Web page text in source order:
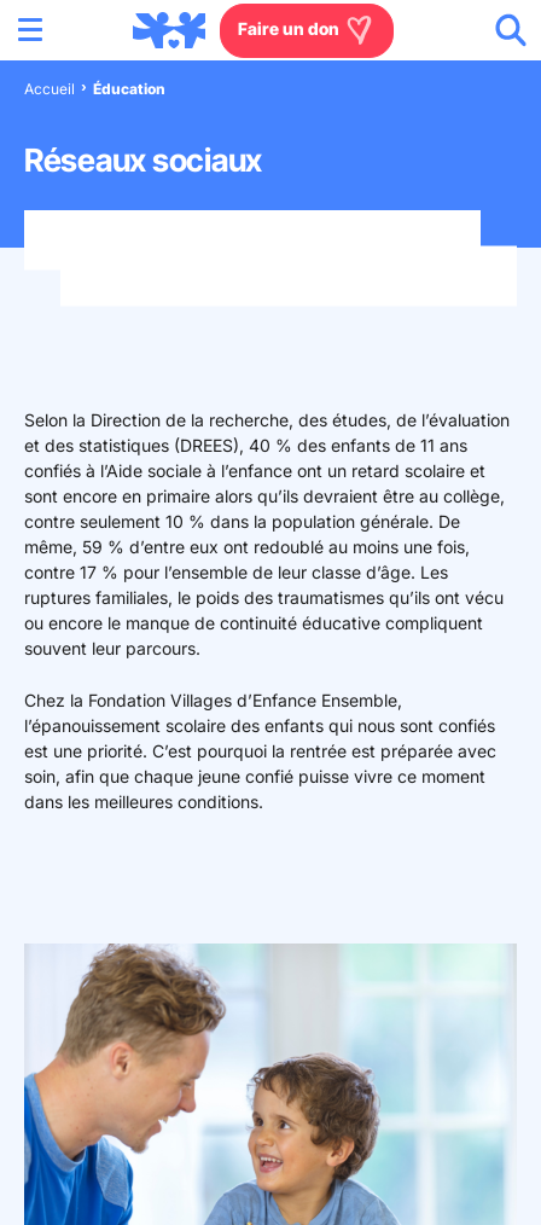
Aller à la recherche
Aller au pied de page
Faire un don
Rejoignez-nous
Les villages d'enfants
Mon espace donateur
Accueil Éducation
Réseaux sociaux
Selon la Direction de la recherche, des études, de l’évaluation
et des statistiques (DREES), 40 % des enfants de 11 ans
confiés à l’Aide sociale à l’enfance ont un retard scolaire et
sont encore en primaire alors qu’ils devraient être au collège,
contre seulement 10 % dans la population générale. De
même, 59 % d’entre eux ont redoublé au moins une fois,
contre 17 % pour l’ensemble de leur classe d’âge. Les
ruptures familiales, le poids des traumatismes qu’ils ont vécu
ou encore le manque de continuité éducative compliquent
souvent leur parcours.
Chez la Fondation Villages d’Enfance Ensemble,
l’épanouissement scolaire des enfants qui nous sont confiés
est une priorité. C’est pourquoi la rentrée est préparée avec
soin, afin que chaque jeune confié puisse vivre ce moment
dans les meilleures conditions.